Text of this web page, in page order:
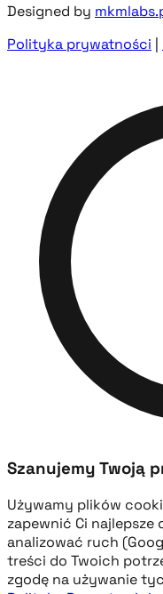
Designed by
Polityka prywatności |
Szanujemy Twoją
Używamy plików
zapewnić Ci najlepsze
analizować ruch
treści do Twoich
zgodę na używanie